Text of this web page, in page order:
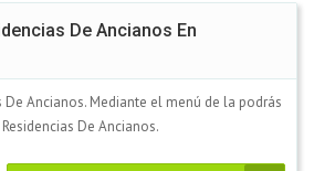
De Ancianos En
De Ancianos. Mediante el menú de la podrás
De Ancianos.